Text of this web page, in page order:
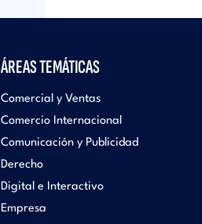
ÁREAS TEMÁTICAS
Comercial y Ventas
Comercio Internacional
Comunicación y Publicidad
Derecho
Digital e Interactivo
Empresa